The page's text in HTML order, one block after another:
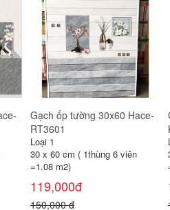
Gạch ốp tường 30x60 MK-
3669
Loại 1
30 x 60 cm ( 1thùng 6 viên
=1.08 m2)
112,000đ
145,000 đ